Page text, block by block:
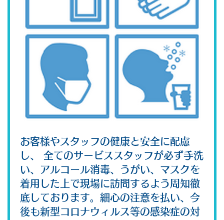
お客様やスタッフの健康と安全に配慮
し、 全てのサービススタッフが必ず手洗
い、アルコール消毒、うがい、マスクを
着用した上で現場に訪問するよう周知徹
底しております。細心の注意を払い、今
後も新型コロナウィルス等の感染症の対